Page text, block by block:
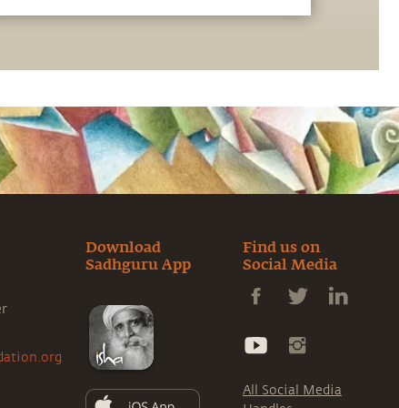
Download
Sadhguru App
Find us on
Social Media
All Social Media